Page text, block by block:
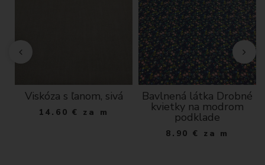
Viskóza s ľanom, sivá
14.60 € za m
Bavlnená látka Drobné
kvietky na modrom
podklade
8.90 € za m